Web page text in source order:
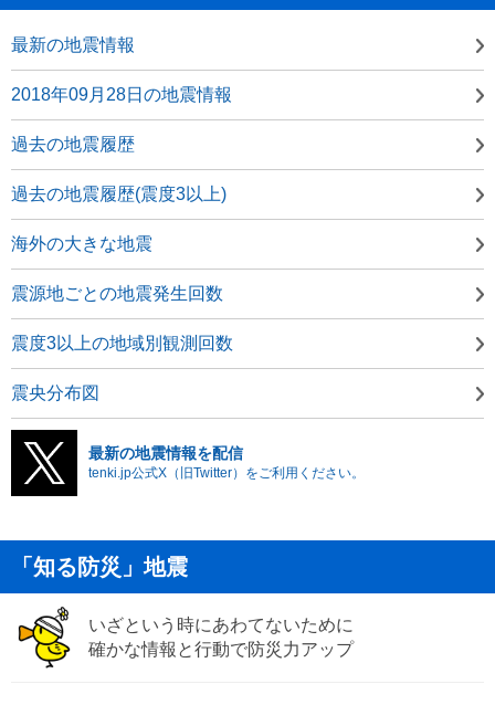
最新の地震情報
2018年09月28日の地震情報
過去の地震履歴
過去の地震履歴(震度3以上)
海外の大きな地震
震源地ごとの地震発生回数
震度3以上の地域別観測回数
震央分布図
最新の地震情報を配信
tenki.jp公式X（旧Twitter）をご利用ください。
「知る防災」地震
いざという時にあわてないために
確かな情報と行動で防災力アップ